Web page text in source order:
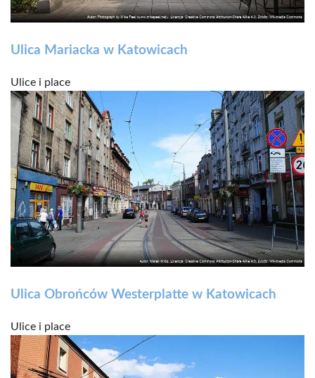
Ulica Mariacka w Katowicach
Ulice i place
Ulica Obrońców Westerplatte w Katowicach
Ulice i place